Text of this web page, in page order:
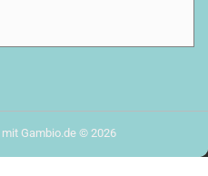
Gambio.de © 2026